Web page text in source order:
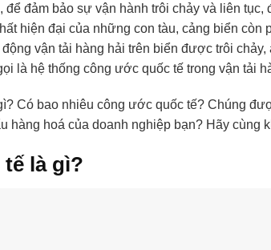
đảm bảo sự vận hành trôi chảy và liên tục,
hiện đại của những con tàu, cảng biển
động vận tải hàng hải trên biển được trôi
là hệ thống công ước quốc tế trong vận tải
Có bao nhiêu công ước quốc tế? Chúng
hàng hoá của doanh nghiệp bạn? Hãy cùng
là gì?